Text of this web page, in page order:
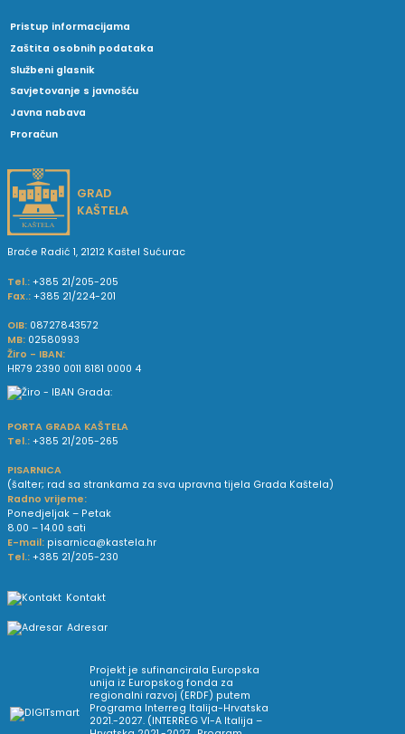
Pristup informacijama
Zaštita osobnih podataka
Službeni glasnik
Savjetovanje s javnošću
Javna nabava
Proračun
GRAD
KAŠTELA
Braće Radić 1, 21212 Kaštel Sućurac
Tel.: +385 21/205-205
Fax.: +385 21/224-201
OIB: 08727843572
MB: 02580993
Žiro - IBAN:
HR79 2390 0011 8181 0000 4
PORTA GRADA KAŠTELA
Tel.: +385 21/205-265
PISARNICA
(šalter; rad sa strankama za sva upravna tijela Grada Kaštela)
Radno vrijeme:
Ponedjeljak – Petak
8.00 – 14.00 sati
E-mail: pisarnica@kastela.hr
Tel.: +385 21/205-230
Kontakt
Adresar
Projekt je sufinancirala Europska
unija iz Europskog fonda za
regionalni razvoj (ERDF) putem
Programa Interreg Italija-Hrvatska
2021.-2027. (INTERREG VI-A Italija –